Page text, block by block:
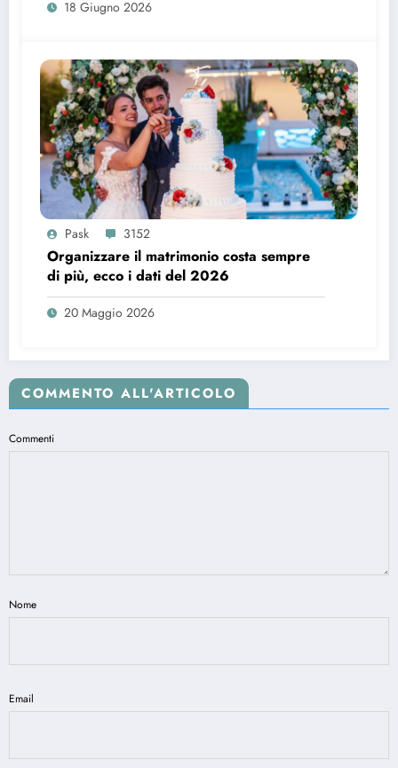
18 Giugno 2026
Pask 3152
Organizzare il matrimonio costa sempre
di più, ecco i dati del 2026
20 Maggio 2026
COMMENTO ALL'ARTICOLO
Commenti
Nome
Email